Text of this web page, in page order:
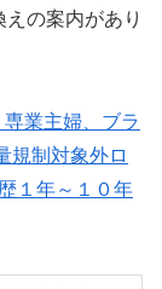
えの案内があり
業主婦、ブラ
規制対象外ロ
１年～１０年